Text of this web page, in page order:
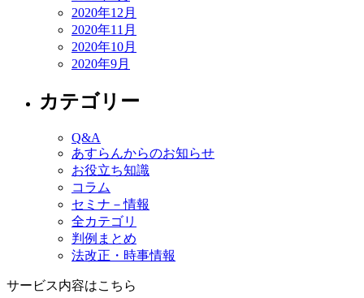
2020年12月
2020年11月
2020年10月
2020年9月
カテゴリー
Q&A
あすらんからのお知らせ
お役立ち知識
コラム
セミナ－情報
全カテゴリ
判例まとめ
法改正・時事情報
サービス内容はこちら